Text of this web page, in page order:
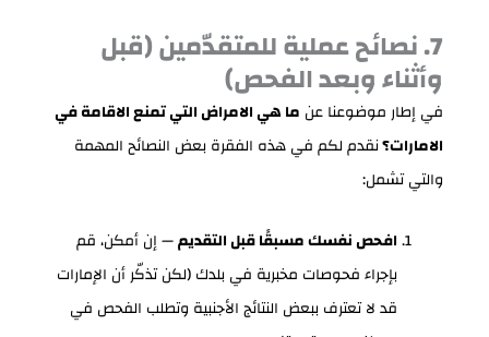
7. نصائح عملية للمتقدّمين (قبل
وأثناء وبعد الفحص)
في إطار موضوعنا عن ما هي الامراض التي تمنع الاقامة في
الامارات؟نقدم لكم في هذه الفقرة بعض النصائح المهمة
والتي تشمل:
افحص نفسك مسبقًا قبل التقديم— إن أمكن، قم
بإجراء فحوصات مخبرية في بلدك (لكن تذكّر أن الإمارات
قد لا تعترف ببعض النتائج الأجنبية وتطلب الفحص في